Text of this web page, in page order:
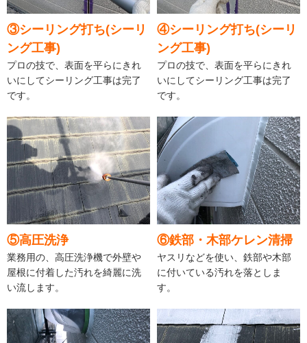
③シーリング打ち(シーリ
ング工事)
プロの技で、表面を平らにきれ
いにしてシーリング工事は完了
です。
④シーリング打ち(シーリ
ング工事)
プロの技で、表面を平らにきれ
いにしてシーリング工事は完了
です。
⑤高圧洗浄
業務用の、高圧洗浄機で外壁や
屋根に付着した汚れを綺麗に洗
い流します。
⑥鉄部・木部ケレン清掃
ヤスリなどを使い、鉄部や木部
に付いている汚れを落としま
す。